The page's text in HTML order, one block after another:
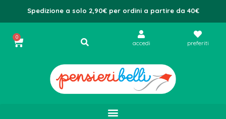
Spedizione a solo 2,90€ per ordini a partire da 40€
0
accedi preferiti